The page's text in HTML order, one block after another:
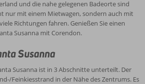
und die nahe gelegenen Badeorte sind
nur mit einem Mietwagen, sondern auch mit
Richtungen fahren. Genießen Sie einen
Susanna mit Corendon.
Susanna
Susanna ist in 3 Abschnitte unterteilt. Der
Feinkiesstrand in der Nähe des Zentrums. Es